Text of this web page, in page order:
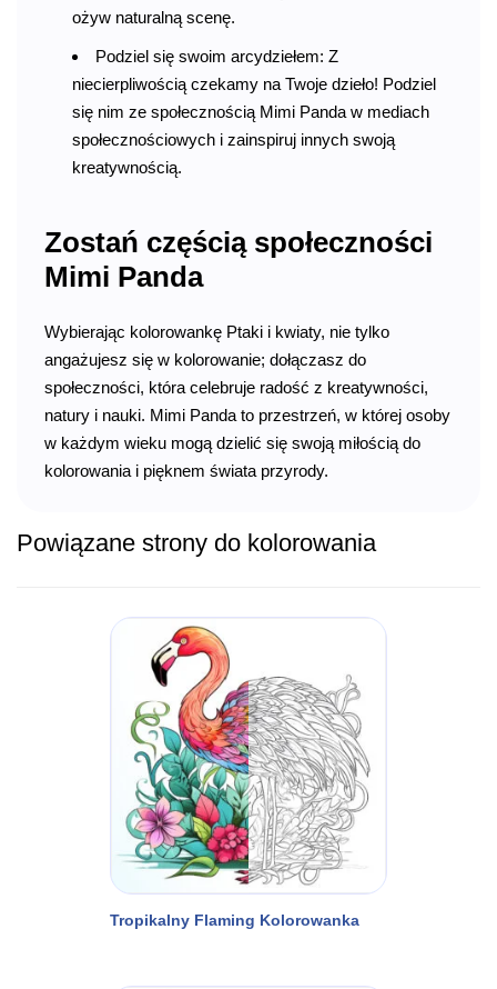
ożyw naturalną scenę.
Podziel się swoim arcydziełem: Z
niecierpliwością czekamy na Twoje dzieło! Podziel
się nim ze społecznością Mimi Panda w mediach
społecznościowych i zainspiruj innych swoją
kreatywnością.
Zostań częścią społeczności
Mimi Panda
Wybierając kolorowankę Ptaki i kwiaty, nie tylko
angażujesz się w kolorowanie; dołączasz do
społeczności, która celebruje radość z kreatywności,
natury i nauki. Mimi Panda to przestrzeń, w której osoby
w każdym wieku mogą dzielić się swoją miłością do
kolorowania i pięknem świata przyrody.
Powiązane strony do kolorowania
Tropikalny Flaming Kolorowanka